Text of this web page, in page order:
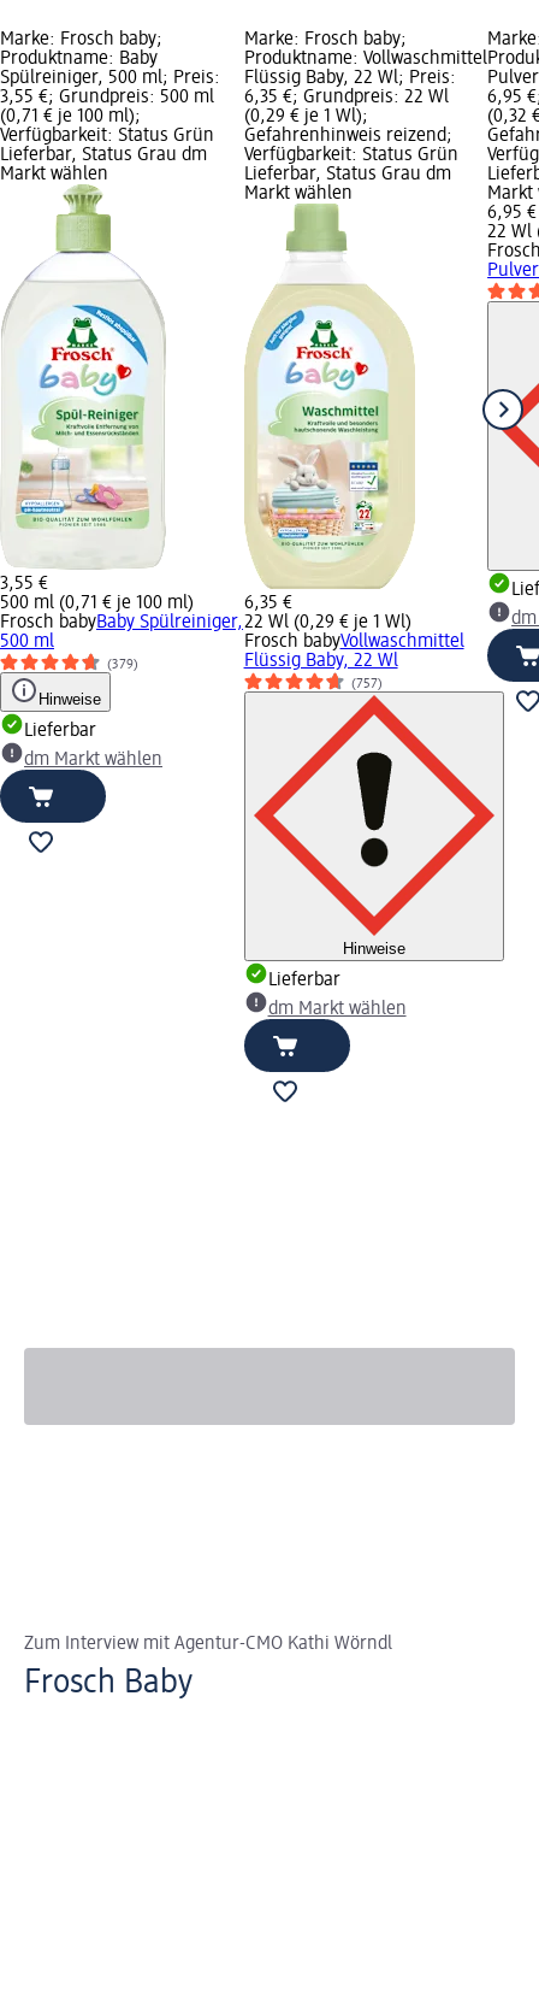
Marke: Frosch baby;
Produktname: Baby
Spülreiniger, 500 ml; Preis:
3,55 €; Grundpreis: 500 ml
(0,71 € je 100 ml);
Verfügbarkeit: Status Grün
Lieferbar, Status Grau dm
Markt wählen
3,55 €
500 ml (0,71 € je 100 ml)
Frosch babyBaby Spülreiniger,
500 ml
(379)
Hinweise
Lieferbar
dm Markt wählen
Marke: Frosch baby;
Produktname: Vollwaschmittel
Flüssig Baby, 22 Wl; Preis:
6,35 €; Grundpreis: 22 Wl
(0,29 € je 1 Wl);
Gefahrenhinweis reizend;
Verfügbarkeit: Status Grün
Lieferbar, Status Grau dm
Markt wählen
6,35 €
22 Wl (0,29 € je 1 Wl)
Frosch babyVollwaschmittel
Flüssig Baby, 22 Wl
(757)
Hinweise
Lieferbar
dm Markt wählen
6,95
(0,32
Markt
6,95 €
22 Wl
Zum Interview mit Agentur-CMO Kathi Wörndl
Frosch Baby